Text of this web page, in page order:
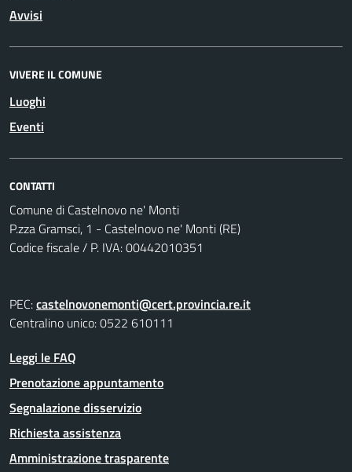
Avvisi
VIVERE IL COMUNE
Luoghi
Eventi
CONTATTI
Comune di Castelnovo ne' Monti
P.zza Gramsci, 1 - Castelnovo ne' Monti (RE)
Codice fiscale / P. IVA: 00442010351
PEC:castelnovonemonti@cert.provincia.re.it
Centralino unico: 0522 610111
Leggi le FAQ
Prenotazione appuntamento
Segnalazione disservizio
Richiesta assistenza
Amministrazione trasparente